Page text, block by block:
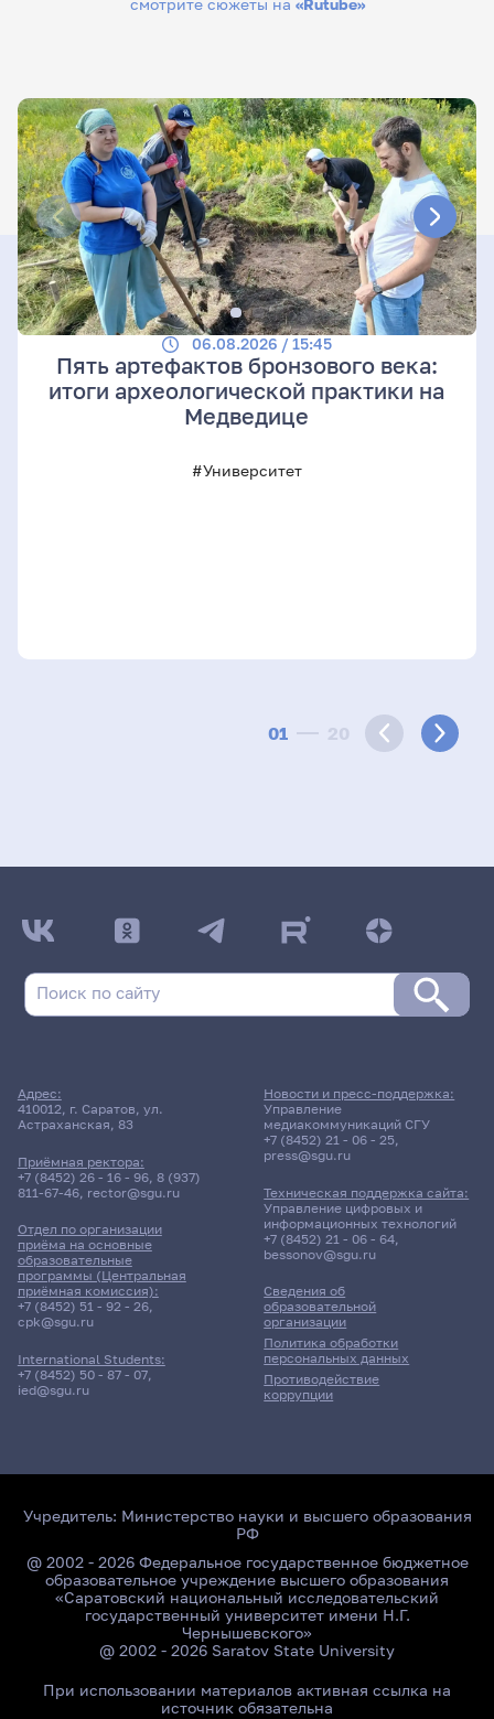
смотрите сюжеты на «Rutube»
01 20
06.08.2026 / 15:45
Пять артефактов бронзового века:
итоги археологической практики на
Медведице
#Университет
Адрес:
410012, г. Саратов, ул.
Астраханская, 83
Приёмная ректора:
+7 (8452) 26 - 16 - 96, 8 (937)
811-67-46, rector@sgu.ru
Отдел по организации
приёма на основные
образовательные
программы (Центральная
приёмная комиссия):
+7 (8452) 51 - 92 - 26,
cpk@sgu.ru
International Students:
+7 (8452) 50 - 87 - 07,
ied@sgu.ru
Сведения об
образовательной
организации
Политика обработки
персональных данных
Противодействие
коррупции
Новости и пресс-поддержка:
Управление
медиакоммуникаций СГУ
+7 (8452) 21 - 06 - 25,
press@sgu.ru
Техническая поддержка сайта:
Управление цифровых и
информационных технологий
+7 (8452) 21 - 06 - 64,
bessonov@sgu.ru
Учредитель: Министерство науки и высшего образования
РФ
@ 2002 - 2026 Федеральное государственное бюджетное
образовательное учреждение высшего образования
«Саратовский национальный исследовательский
государственный университет имени Н.Г.
Чернышевского»
@ 2002 - 2026 Saratov State University
При использовании материалов активная ссылка на
источник обязательна